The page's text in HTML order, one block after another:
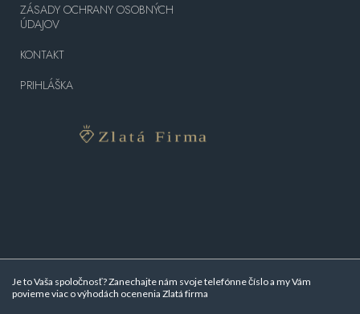
Je to Vaša spoločnosť? Zanechajte nám svoje telefónne číslo a my Vám
povieme viac ovýhodách ocenenia Zlatá firma
ZÁSADY OCHRANY OSOBNÝCH
ÚDAJOV
KONTAKT
PRIHLÁŠKA